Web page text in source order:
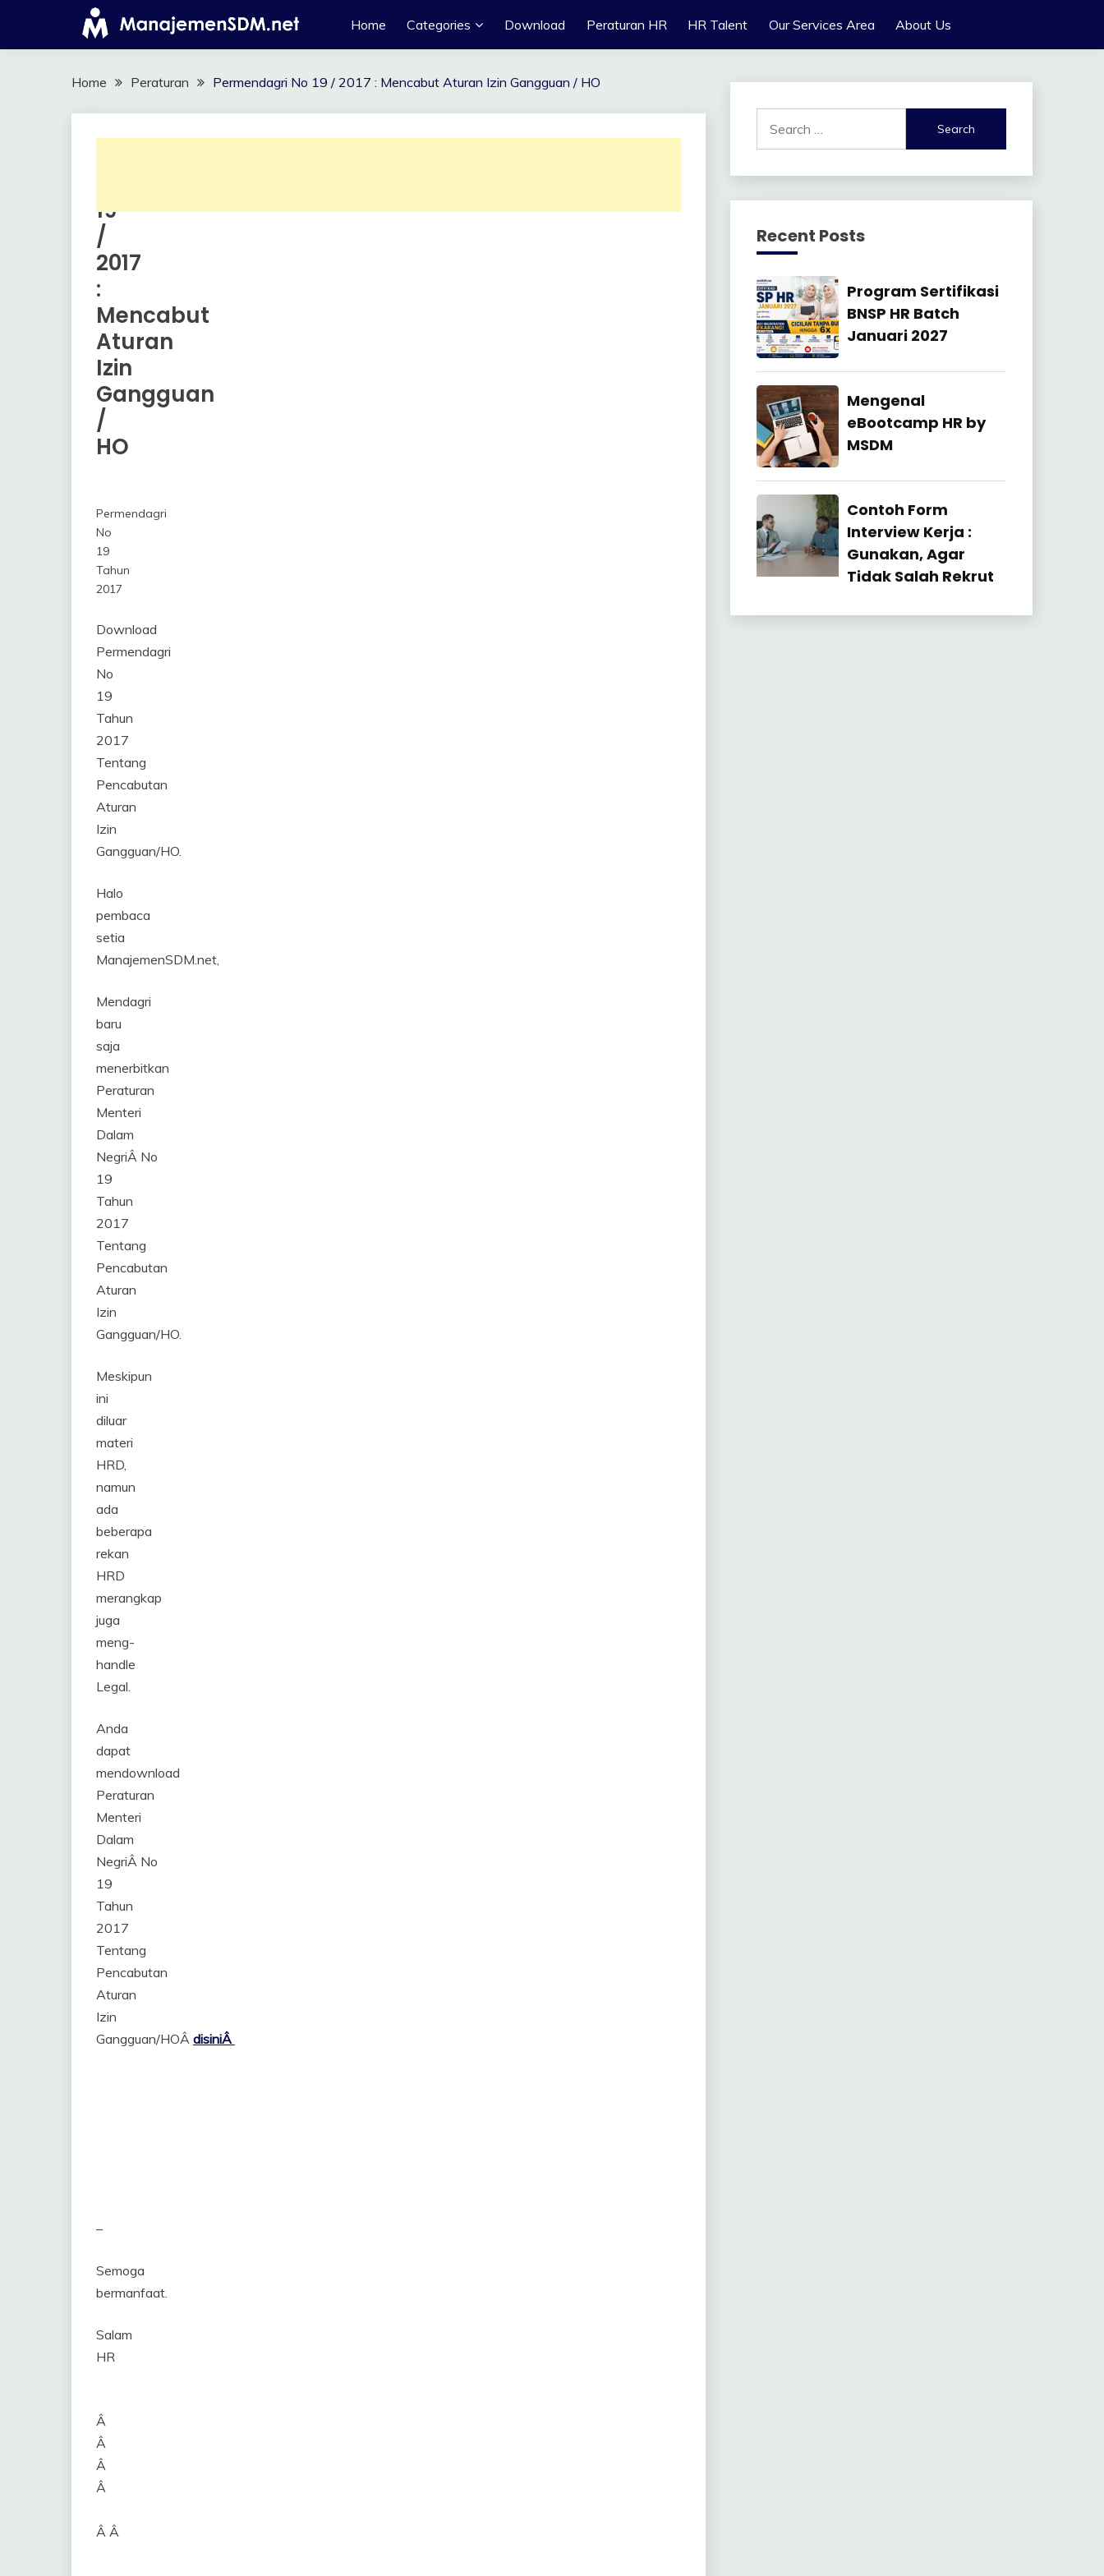
content
Home Categories Download Peraturan HR HR Talent Our Services Area About Us
Home Peraturan Permendagri No 19 / 2017 : Mencabut Aturan Izin Gangguan / HO
19
/
2017
:
Mencabut
Aturan
Izin
Gangguan
/
HO
April
2017
Permendagri
No
19
Tahun
2017
Download
Permendagri
No
19
Tahun
2017
Tentang
Pencabutan
Aturan
Izin
Gangguan/HO.
Halo
pembaca
setia
ManajemenSDM.net,
Mendagri
baru
saja
menerbitkan
Peraturan
Menteri
Dalam
NegriÂ No
19
Tahun
2017
Tentang
Pencabutan
Aturan
Izin
Gangguan/HO.
Meskipun
ini
diluar
materi
HRD,
namun
ada
beberapa
rekan
HRD
merangkap
juga
meng-
handle
Legal.
Anda
dapat
mendownload
Peraturan
Menteri
Dalam
NegriÂ No
19
Tahun
2017
Tentang
Pencabutan
Aturan
Izin
Gangguan/HOÂ disiniÂ
–
Semoga
bermanfaat.
Salam
HR
Â
Â
Â
Â
Â Â
for:
Recent Posts
Manajemen
SDM
Program Sertifikasi
BNSP HR Batch
Januari 2027
27
2026
Industrial
Relation
Mengenal
eBootcamp HR by
MSDM
22
2026
Industrial
Relation
Contoh Form
Interview Kerja :
Gunakan, Agar
Tidak Salah Rekrut
23